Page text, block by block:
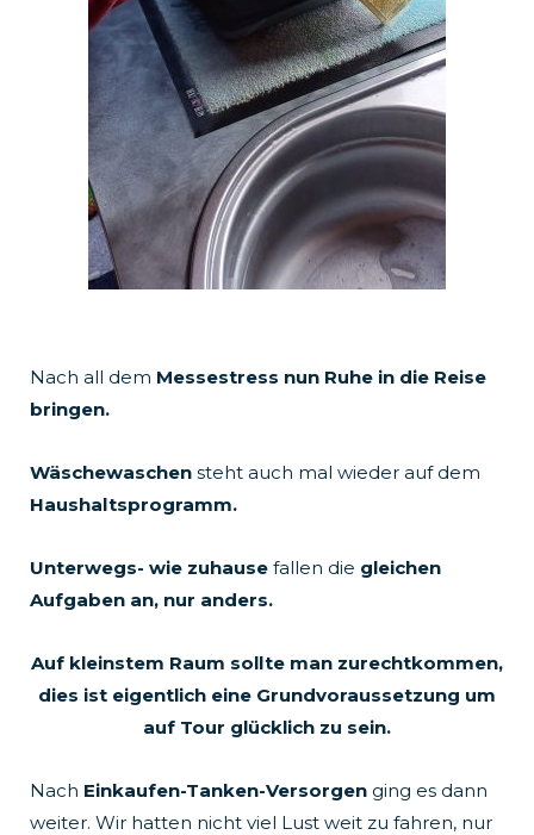
Nach all dem Messestress nun Ruhe in die Reise
bringen.
Wäschewaschen steht auch mal wieder auf dem
Haushaltsprogramm.
Unterwegs- wie zuhause fallen die gleichen
Aufgaben an, nur anders.
Auf kleinstem Raum sollte man zurechtkommen,
dies ist eigentlich eine Grundvoraussetzung um
auf Tour glücklich zu sein.
Nach Einkaufen-Tanken-Versorgen ging es dann
weiter. Wir hatten nicht viel Lust weit zu fahren, nur